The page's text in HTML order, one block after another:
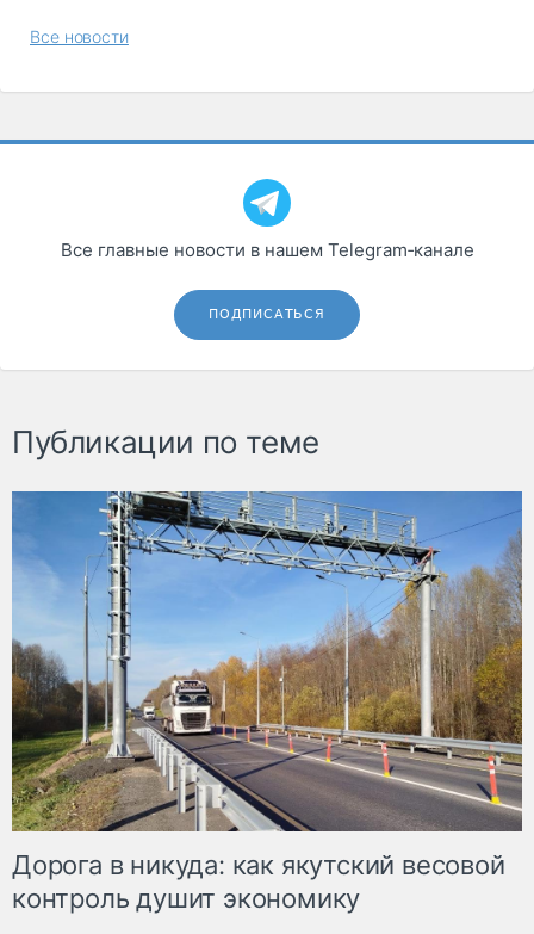
Все новости
Все главные новости в нашем Telegram‑канале
ПОДПИСАТЬСЯ
Публикации по теме
Дорога в никуда: как якутский весовой
контроль душит экономику